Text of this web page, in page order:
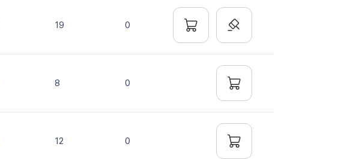
19 0
8 0
12 0